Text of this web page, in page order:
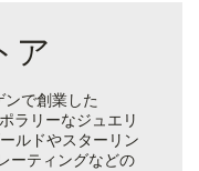
ア
で創業した
ラリーなジュエリ
ルドやスターリン
ーティングなどの